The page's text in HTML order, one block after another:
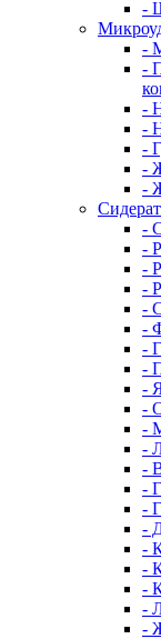
-
-
-
-
-
-
-
-
-
-
-
-
-
-
-
-
-
-
-
-
-
-
-
-
-
-
-
-
-